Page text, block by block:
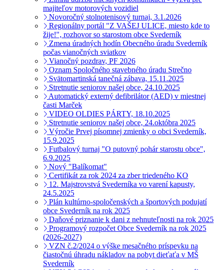
majiteľov motorových vozidiel
Novoročný stolnotenisový turnaj, 3.1.2026
Regionálny portál "Z VAŠEJ ULICE, miesto kde to
žije!", rozhovor so starostom obce Svederník
Zmena úradných hodín Obecného úradu Svederník
počas vianočných sviatkov
Vianočný pozdrav, PF 2026
Oznam Spoločného stavebného úradu Strečno
Svätomartinská tanečná zábava, 15.11.2025
Stretnutie seniorov našej obce, 24.10.2025
Automatický externý defibrilátor (AED) v miestnej
časti Marček
VIDEO OLDIES PÁRTY, 18.10.2025
Stretnutie seniorov našej obce, 24.októbra 2025
Výročie Prvej písomnej zmienky o obci Svederník,
15.9.2025
Futbalový turnaj "O putovný pohár starostu obce",
6.9.2025
Nový "Balíkomat"
Certifikát za rok 2024 za zber triedeného KO
12. Majstrovstvá Svederníka vo varení kapusty,
24.5.2025
Plán kultúrno-spoločenských a športových podujatí
obce Svederník na rok 2025
Daňové priznanie k dani z nehnuteľnosti na rok 2025
Programový rozpočet Obce Svederník na rok 2025
(2026-2027)
VZN č.2/2024 o výške mesačného príspevku na
čiastočnú úhradu nákladov na pobyt dieťaťa v MŠ
Svederník